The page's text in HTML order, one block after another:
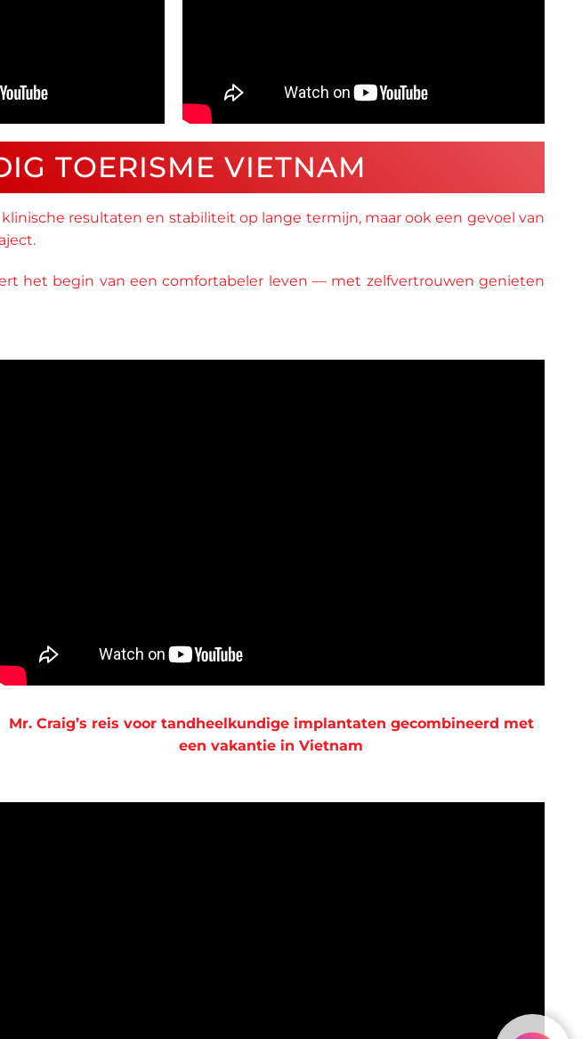
TOERISME VIETNAM
resultaten en stabiliteit op lange termijn, maar ook een gevoel van
het begin van een comfortabeler leven — met zelfvertrouwen genieten
Mr. Craig’s reis voor tandheelkundige implantaten gecombineerd met
een vakantie in Vietnam